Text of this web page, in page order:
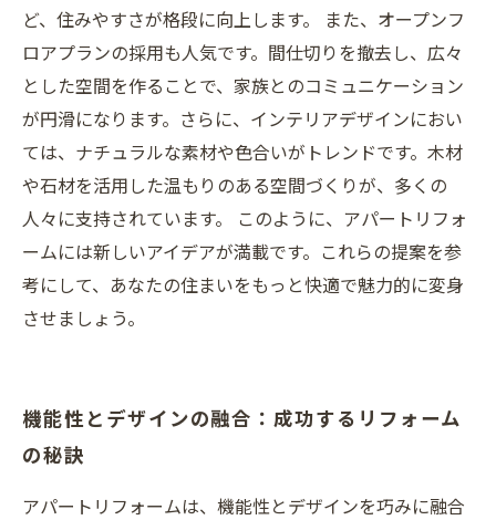
ど、住みやすさが格段に向上します。 また、オープンフ
ロアプランの採用も人気です。間仕切りを撤去し、広々
とした空間を作ることで、家族とのコミュニケーション
が円滑になります。さらに、インテリアデザインにおい
ては、ナチュラルな素材や色合いがトレンドです。木材
や石材を活用した温もりのある空間づくりが、多くの
人々に支持されています。 このように、アパートリフォ
ームには新しいアイデアが満載です。これらの提案を参
考にして、あなたの住まいをもっと快適で魅力的に変身
させましょう。
機能性とデザインの融合：成功するリフォーム
の秘訣
アパートリフォームは、機能性とデザインを巧みに融合